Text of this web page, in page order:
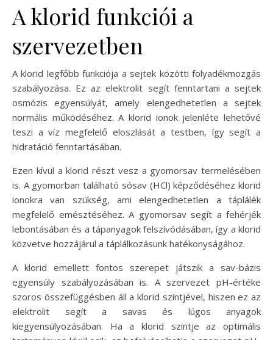
A klorid funkciói a
szervezetben
A klorid legfőbb funkciója a sejtek közötti folyadékmozgás
szabályozása. Ez az elektrolit segít fenntartani a sejtek
osmózis egyensúlyát, amely elengedhetetlen a sejtek
normális működéséhez. A klorid ionok jelenléte lehetővé
teszi a víz megfelelő eloszlását a testben, így segít a
hidratáció fenntartásában.
Ezen kívül a klorid részt vesz a gyomorsav termelésében
is. A gyomorban található sósav (HCl) képződéséhez klorid
ionokra van szükség, ami elengedhetetlen a táplálék
megfelelő emésztéséhez. A gyomorsav segít a fehérjék
lebontásában és a tápanyagok felszívódásában, így a klorid
közvetve hozzájárul a táplálkozásunk hatékonyságához.
A klorid emellett fontos szerepet játszik a sav-bázis
egyensúly szabályozásában is. A szervezet pH-értéke
szoros összefüggésben áll a klorid szintjével, hiszen ez az
elektrolit segít a savas és lúgos anyagok
kiegyensúlyozásában. Ha a klorid szintje az optimális